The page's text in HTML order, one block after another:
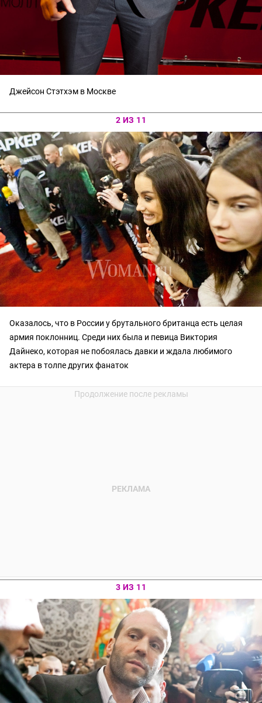
Джейсон Стэтхэм в Москве
2 ИЗ 11
Оказалось, что в России у брутального британца есть целая
армия поклонниц. Среди них была и певица Виктория
Дайнеко, которая не побоялась давки и ждала любимого
актера в толпе других фанаток
3 ИЗ 11